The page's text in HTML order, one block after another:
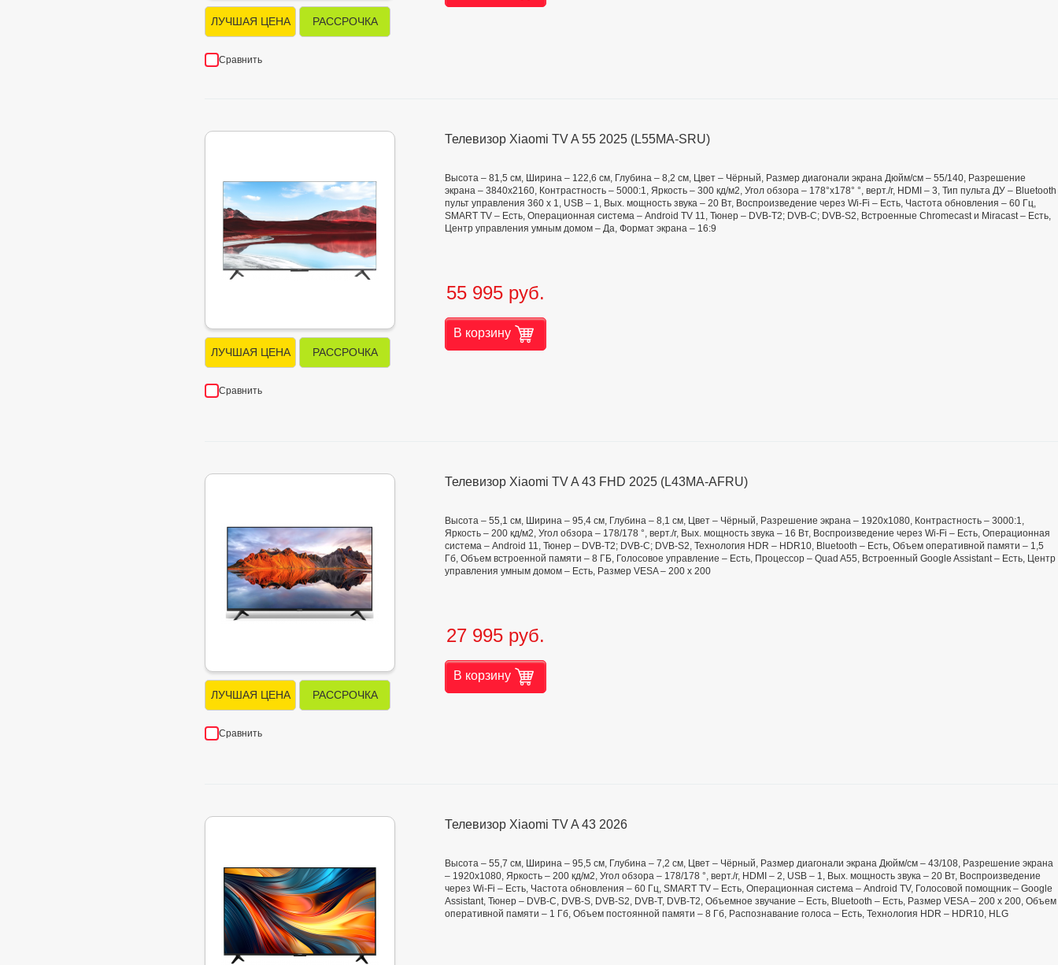
ЛУЧШАЯ ЦЕНА РАССРОЧКА
Сравнить
ЛУЧШАЯ ЦЕНА РАССРОЧКА
Сравнить
Телевизор Xiaomi TV A 55 2025 (L55MA-SRU)
Высота – 81,5 см, Ширина – 122,6 см, Глубина – 8,2 см, Цвет – Чёрный, Размер диагонали экрана Дюйм/см – 55/140, Разрешение
экрана – 3840x2160, Контрастность – 5000:1, Яркость – 300 кд/м2, Угол обзора – 178°x178° °, верт./г, HDMI – 3, Тип пульта ДУ – Bluetooth
пульт управления 360 x 1, USB – 1, Вых. мощность звука – 20 Вт, Воспроизведение через Wi-Fi – Есть, Частота обновления – 60 Гц,
SMART TV – Есть, Операционная система – Android TV 11, Тюнер – DVB-T2; DVB-C; DVB-S2, Встроенные Chromecast и Miracast – Есть,
Центр управления умным домом – Да, Формат экрана – 16:9
55 995 руб.
В корзину
ЛУЧШАЯ ЦЕНА РАССРОЧКА
Сравнить
Телевизор Xiaomi TV A 43 FHD 2025 (L43MA-AFRU)
Высота – 55,1 см, Ширина – 95,4 см, Глубина – 8,1 см, Цвет – Чёрный, Разрешение экрана – 1920x1080, Контрастность – 3000:1,
Яркость – 200 кд/м2, Угол обзора – 178/178 °, верт./г, Вых. мощность звука – 16 Вт, Воспроизведение через Wi-Fi – Есть, Операционная
система – Android 11, Тюнер – DVB-T2; DVB-C; DVB-S2, Технология HDR – HDR10, Bluetooth – Есть, Объем оперативной памяти – 1,5
Гб, Объем встроенной памяти – 8 ГБ, Голосовое управление – Есть, Процессор – Quad A55, Встроенный Google Assistant – Есть, Центр
управления умным домом – Есть, Размер VESA – 200 х 200
27 995 руб.
В корзину
Телевизор Xiaomi TV A 43 2026
Высота – 55,7 см, Ширина – 95,5 см, Глубина – 7,2 см, Цвет – Чёрный, Размер диагонали экрана Дюйм/см – 43/108, Разрешение экрана
– 1920x1080, Яркость – 200 кд/м2, Угол обзора – 178/178 °, верт./г, HDMI – 2, USB – 1, Вых. мощность звука – 20 Вт, Воспроизведение
через Wi-Fi – Есть, Частота обновления – 60 Гц, SMART TV – Есть, Операционная система – Android TV, Голосовой помощник – Google
Assistant, Тюнер – DVB-C, DVB-S, DVB-S2, DVB-T, DVB-T2, Объемное звучание – Есть, Bluetooth – Есть, Размер VESA – 200 х 200, Объем
оперативной памяти – 1 Гб, Объем постоянной памяти – 8 Гб, Распознавание голоса – Есть, Технология HDR – HDR10, HLG